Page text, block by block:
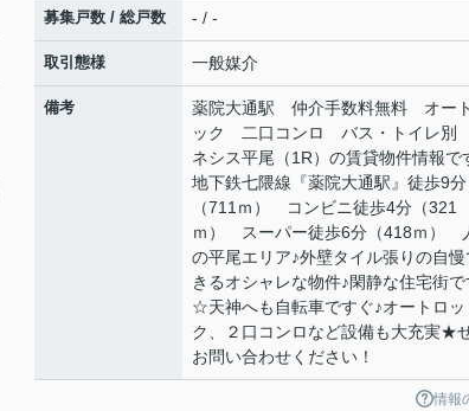
募集戸数 / 総戸数 - / -
取引態様 一般媒介
備考
薬院大通駅 仲介手数料無料 オー
ック 二口コンロ バス・トイレ別
ネシス平尾（1R）の賃貸物件情報で
地下鉄七隈線『薬院大通駅』徒歩9分
（711ｍ） コンビニ徒歩4分（321
ｍ） スーパー徒歩6分（418ｍ）
の平尾エリア♪外壁タイル張りの自慢
きるオシャレな物件♪閑静な住宅街で
☆天神へも自転車ですぐ♪オートロッ
ク、２口コンロなど設備も大充実★
お問い合わせください！
情報